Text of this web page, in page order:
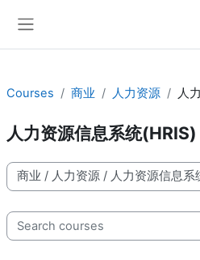
Courses 商业 人力资源 人
人力资源信息系统(HRIS)
Course categories
Search courses